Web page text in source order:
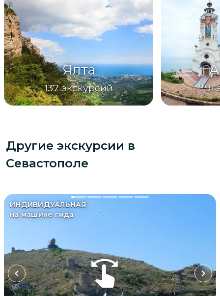
Ялта
137 экскурсий 91
Другие экскурсии в
Севастополе
ИНДИВИДУАЛЬНАЯ
на машине гида